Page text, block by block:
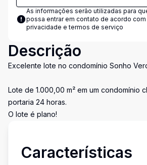
As informações serão utilizadas para
possa entrar em contato de acordo com
privacidade e termos de serviço
Descrição
Excelente lote no condomínio Sonho
Lote de 1.000,00 m² em um condomínio
portaria 24 horas.
O lote é plano!
Características